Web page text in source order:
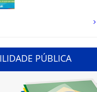
PÚBLICA